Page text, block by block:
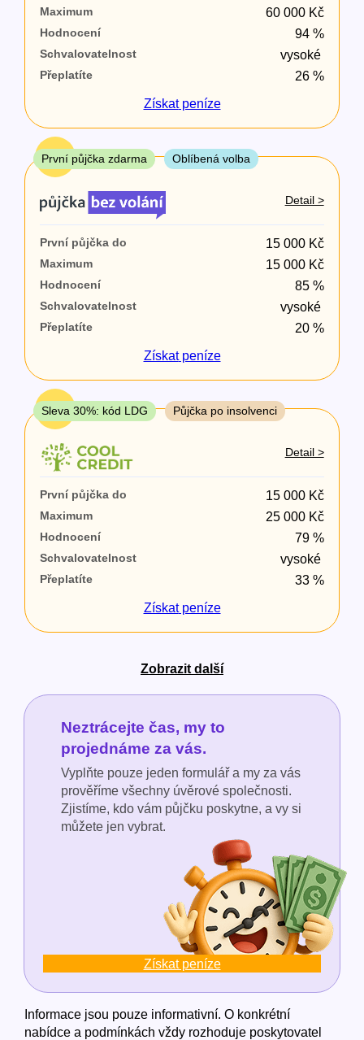
–
ano
ne
Ve zkušebce
ano
ne
V exekuci
ne
Po insolvenci
ano
V hotovosti
ano
ne
Maximum 60 000 Kč
Hodnocení 94 %
Schvalovatelnost vysoké
Přeplatíte
26 %
Získatpeníze
TOP
První půjčka zdarma Oblíbená volba
Detail >
První půjčka do 15 000 Kč
Maximum 15 000 Kč
Hodnocení 85 %
Schvalovatelnost vysoké
Přeplatíte
20 %
Získatpeníze
TOP
Sleva 30%: kód LDG Půjčka po insolvenci
Detail >
První půjčka do 15 000 Kč
Maximum 25 000 Kč
Hodnocení 79 %
Schvalovatelnost vysoké
Přeplatíte
33 %
Získatpeníze
Zobrazit další
Neztrácejte čas, my to
projednáme za vás.
Vyplňte pouze jeden formulář a my za vás
prověříme všechny úvěrové společnosti.
Zjistíme, kdo vám půjčku poskytne, a vy si
můžete jen vybrat.
Získat peníze
Informace jsou pouze informativní. O konkrétní
nabídce a podmínkách vždy rozhoduje poskytovatel